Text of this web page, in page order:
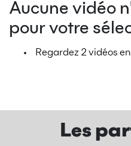
Aucune vidéo
pour votre
Regardez 2 vidéos
Les